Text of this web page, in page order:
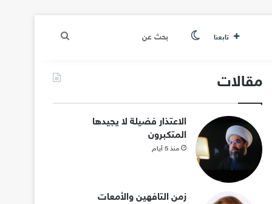
تابعنا الوضع المظلم بحث
مقالات
الاعتذار فضيلة لا يجيدها
المتكبرون
منذ 5 أيام
زمن التافهين والأمعات